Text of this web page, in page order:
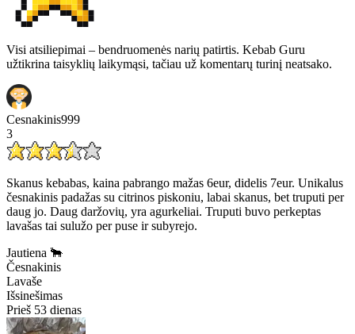
Visi atsiliepimai – bendruomenės narių patirtis. Kebab Guru
užtikrina taisyklių laikymąsi, tačiau už komentarų turinį neatsako.
Cesnakinis999
3
Skanus kebabas, kaina pabrango mažas 6eur, didelis 7eur. Unikalus
česnakinis padažas su citrinos piskoniu, labai skanus, bet truputi per
daug jo. Daug daržovių, yra agurkeliai. Truputi buvo perkeptas
lavašas tai sulužo per puse ir subyrejo.
Jautiena 🐂
Česnakinis
Lavaše
Išsinešimas
Prieš 53 dienas